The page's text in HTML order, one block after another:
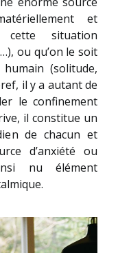
et
cette situation
ou qu’on le soit
(solitude,
il y a autant de
le confinement
il constitue un
de chacun et
d’anxiété ou
nu élément